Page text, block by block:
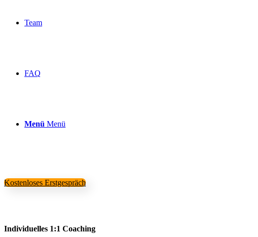
Team
FAQ
Menü Menü
Kostenloses Erstgespräch
Individuelles 1:1 Coaching